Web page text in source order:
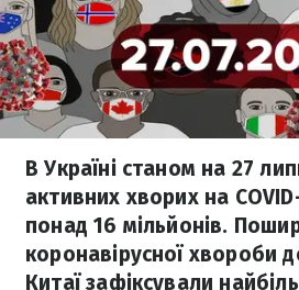
В Україні станом на 27
активних хворих на
понад 16 мільйонів.
коронавірусної хвороби
Китаї зафіксували